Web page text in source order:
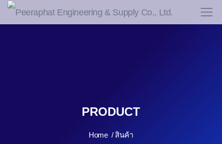
PRODUCT
Home สินค้า